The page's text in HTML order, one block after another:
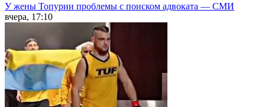
У жены Топурии проблемы с поиском адвоката — СМИ
вчера, 17:10